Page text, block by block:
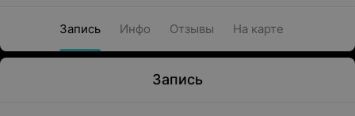
Запись Инфо Отзывы На карте
Запись